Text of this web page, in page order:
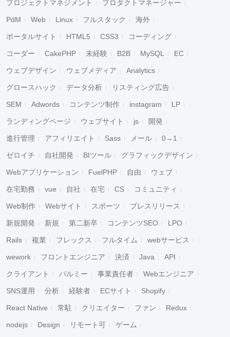
プロジェクトマネジメント プロダクトマネージャー
PdM Web Linux フルスタック 海外
ポータルサイト HTML5 CSS3 コーディング
コーダー CakePHP 未経験 B2B MySQL EC
ウェブデザイン ウェブメディア Analytics
グロースハック データ分析 リスティング広告
SEM Adwords コンテンツ制作 instagram LP
ランディングページ ウェブサイト js 開発
進行管理 アフィリエイト Sass メール 0→1
ゼロイチ 自社開発 BIツール グラフィックデザイン
Webアプリケーション FuelPHP 自由 ウェブ
在宅勤務 vue 自社 在宅 CS コミュニティ
Web制作 Webサイト スポーツ プレスリリース
新規開発 新規 第二新卒 コンテンツSEO LPO
Rails 複業 フレックス フルタイム webサービス
wework フロントエンジニア 決済 Java API
クライアント パルミー 事業責任者 Webエンジニア
SNS運用 分析 経験者 ECサイト Shopify
React Native 常駐 クリエイター ファン Redux
nodejs Design リモート可 ゲーム